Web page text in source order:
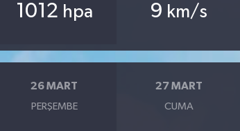
1012 hpa 9 km/s
26 MART
PERŞEMBE
27 MART
CUMA